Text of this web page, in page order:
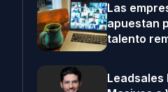
Las
apuestan
talento
Leadsales